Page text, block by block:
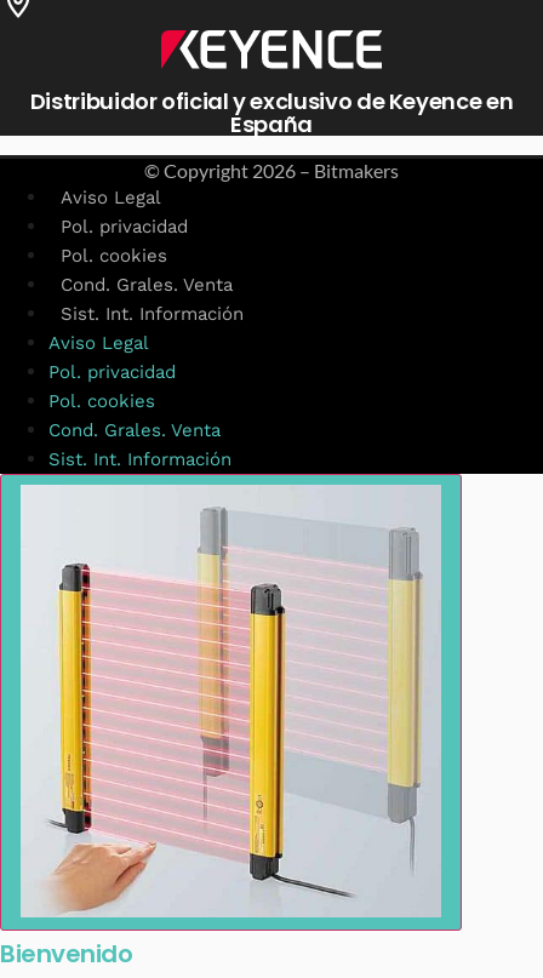
Distribuidor oficial y exclusivo de Keyence en
España
© Copyright 2026 – Bitmakers
Aviso Legal
Pol. privacidad
Pol. cookies
Cond. Grales. Venta
Sist. Int. Información
Aviso Legal
Pol. privacidad
Pol. cookies
Cond. Grales. Venta
Sist. Int. Información
Bienvenido